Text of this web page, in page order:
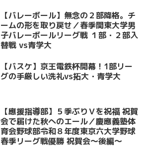
【バレーボール】無念の２部降格。チ
ームの形を取り戻せ／春季関東大学男
子バレーボールリーグ戦 １部・２部入
替戦 vs青学大
【バスケ】京王電鉄杯開幕！1部リー
グの手厳しい洗礼vs拓大・青学大
【應援指導部】５季ぶりＶを祝福 祝賀
会で届けた秋へのエール／慶應義塾体
育会野球部令和８年度東京六大学野球
春季リーグ戦優勝 祝賀会～後編～